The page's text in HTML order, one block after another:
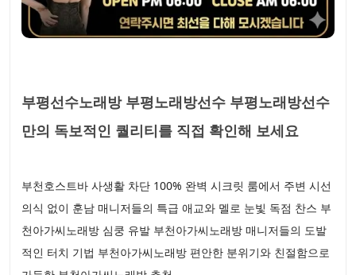
부평선수노래방 부평노래방선수 부평노래방선수
만의 독보적인 퀄리티를 직접 확인해 보세요
부천호스트바 사생활 차단 100% 완벽 시크릿 룸에서 주변 시선
의식 없이 훈남 매니저들의 특급 애교와 멜로 눈빛 독점 찬스 부
천아가씨노래방 심쿵 유발 부천아가씨노래방 매니저들의 도발
적인 터치 기법 부천아가씨노래방 편안한 분위기와 친절함으로